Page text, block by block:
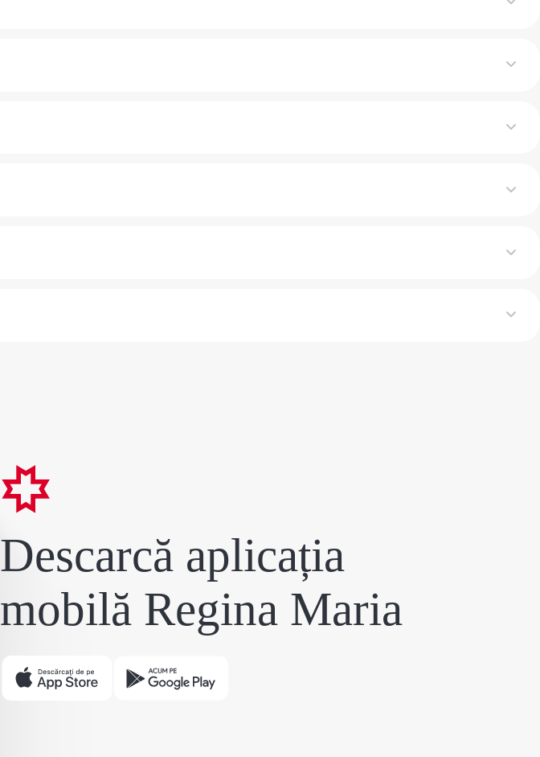
Descarcă aplicația
mobilă Regina Maria